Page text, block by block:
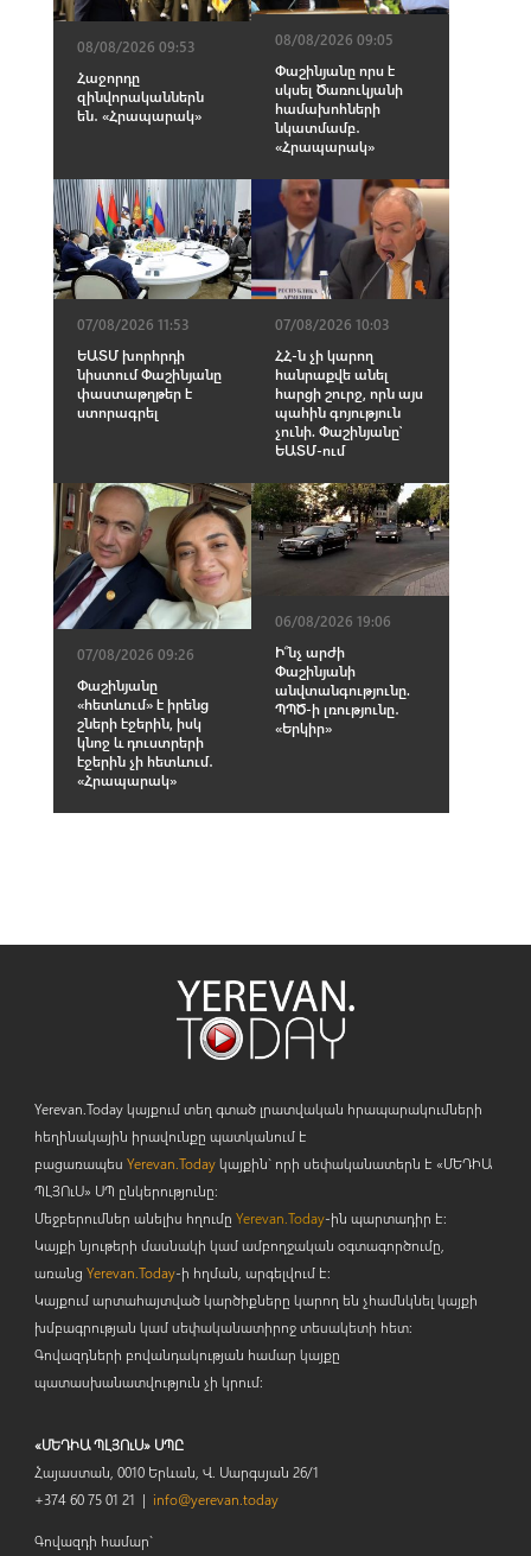
08/08/2026 09:53
Հաջորդը
զինվորականներն
են․ «Հրապարակ»
08/08/2026 09:05
Փաշինյանը որս է
սկսել Ծառուկյանի
համախոհների
նկատմամբ․
«Հրապարակ»
07/08/2026 11:53
ԵԱՏՄ խորհրդի
նիստում Փաշինյանը
փաստաթղթեր է
ստորագրել
07/08/2026 10:03
ՀՀ-ն չի կարող
հանրաքվե անել
հարցի շուրջ, որն այս
պահին գոյություն
չունի. Փաշինյանը՝
ԵԱՏՄ-ում
07/08/2026 09:26
Փաշինյանը
«հետևում» է իրենց
շների էջերին, իսկ
կնոջ և դուստրերի
էջերին չի հետևում․
«Հրապարակ»
06/08/2026 19:06
Ի՞նչ արժի
Փաշինյանի
անվտանգությունը.
ՊՊԾ-ի լռությունը․
«Երկիր»
Yerevan.Today կայքում տեղ գտած լրատվական հրապարակումների
հեղինակային իրավունքը պատկանում է
բացառապես Yerevan.Todayկայքին` որի սեփականատերն է «ՄԵԴԻԱ
ՊԼՅՈւՍ» ՍՊ ընկերությունը։
Մեջբերումներ անելիս հղումը Yerevan.Today-ին պարտադիր է:
Կայքի նյութերի մասնակի կամ ամբողջական օգտագործումը,
առանց Yerevan.Today-ի հղման, արգելվում է:
Կայքում արտահայտված կարծիքները կարող են չհամնկնել կայքի
խմբագրության կամ սեփականատիրոջ տեսակետի հետ:
Գովազդների բովանդակության համար կայքը
պատասխանատվություն չի կրում:
«ՄԵԴԻԱ ՊԼՅՈւՍ» ՍՊԸ
Հայաստան, 0010 Երևան, Վ. Սարգսյան 26/1
+374 60 75 01 21 | info@yerevan.today
Գովազդի համար`